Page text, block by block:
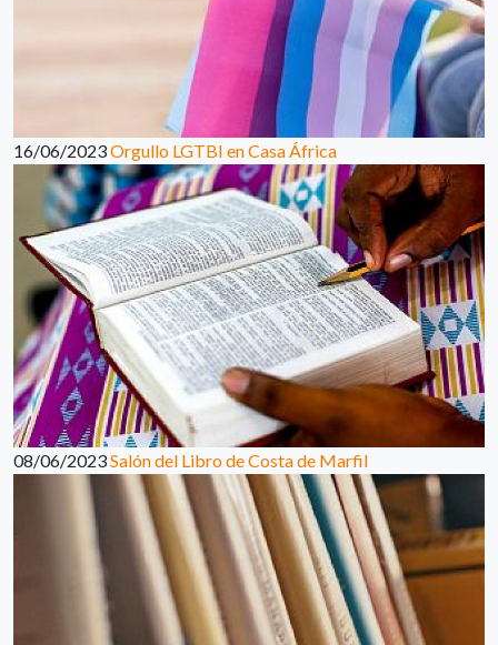
16/06/2023Orgullo LGTBI en Casa África
08/06/2023Salón del Libro de Costa de Marfil